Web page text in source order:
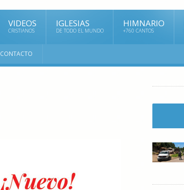
VIDEOS
CRISTIANOS
IGLESIAS
DE TODO EL MUNDO
HIMNARIO
+760 CANTOS
CONTACTO